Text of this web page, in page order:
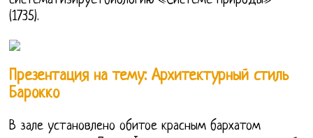
(1735).
Презентация на тему: Архитектурный стиль
Барокко
В зале установлено обитое красным бархатом